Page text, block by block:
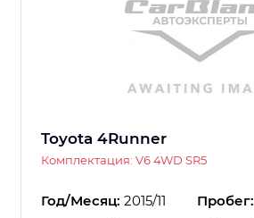
Toyota 4Runner
Комплектация: V6 4WD SR5
Год/Месяц: 2015/11 Пробег: